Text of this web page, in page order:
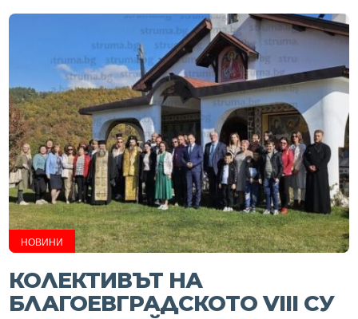
НОВИНИ
КОЛЕКТИВЪТ НА
БЛАГОЕВГРАДСКОТО VIII СУ